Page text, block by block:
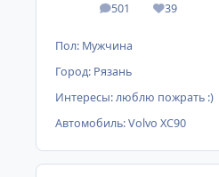
501
сообщения
39
Репутация
Пол: Мужчина
Город: Рязань
Интересы:люблю пожрать :)
Автомобиль:Volvo XC90